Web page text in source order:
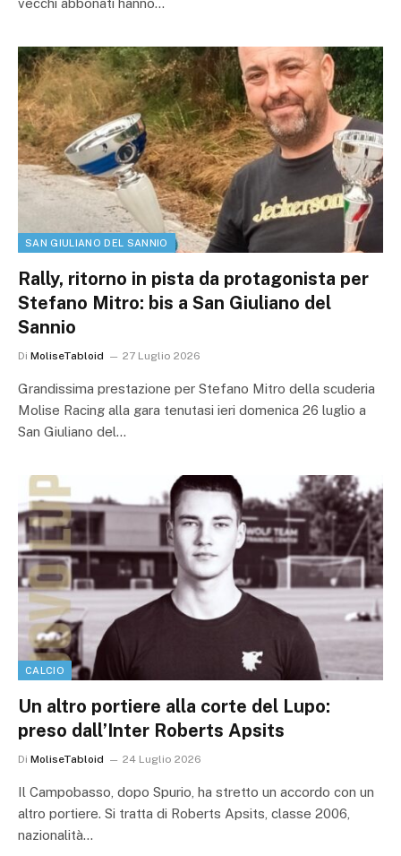
vecchi abbonati hanno…
SAN GIULIANO DEL SANNIO
Rally, ritorno in pista da protagonista per
Stefano Mitro: bis a San Giuliano del
Sannio
Di MoliseTabloid 27 Luglio 2026
Grandissima prestazione per Stefano Mitro della scuderia
Molise Racing alla gara tenutasi ieri domenica 26 luglio a
San Giuliano del…
CALCIO
Un altro portiere alla corte del Lupo:
preso dall’Inter Roberts Apsits
Di MoliseTabloid 24 Luglio 2026
Il Campobasso, dopo Spurio, ha stretto un accordo con un
altro portiere. Si tratta di Roberts Apsits, classe 2006,
nazionalità…